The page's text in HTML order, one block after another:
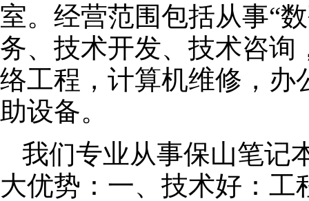
室。经营范围包括从事“
务、技术开发、技术咨询
络工程，计算机维修，办
助设备。
我们专业从事保山笔记
大优势：一、技术好：